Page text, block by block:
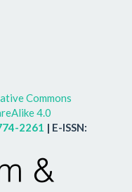
Commons
4.0
2261 | E-ISSN: